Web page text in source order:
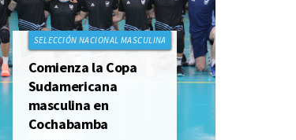
SELECCIÓN NACIONAL MASCULINA
Comienza la Copa
Sudamericana
masculina en
Cochabamba